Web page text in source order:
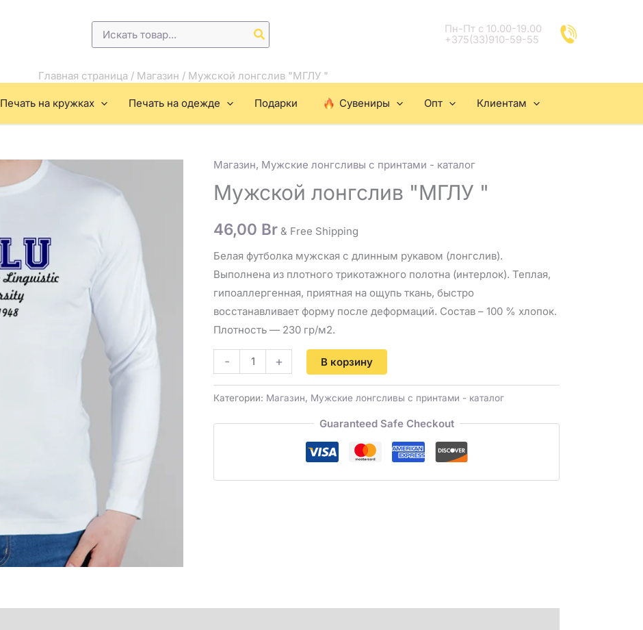
Пн-Пт с 10.00-19.00
+375(33)910-59-55
Главная страница / Магазин / Мужской лонгслив "МГЛУ "
Печать на кружках Печать на одежде Подарки Сувениры Опт Клиентам
Магазин, Мужские лонгсливы с принтами - каталог
Мужской лонгслив "МГЛУ "
46,00 Br & Free Shipping
Белая футболка мужская с длинным рукавом (лонгслив).
Выполнена из плотного трикотажного полотна (интерлок). Теплая,
гипоаллергенная, приятная на ощупь ткань, быстро
восстанавливает форму после деформаций. Состав – 100 % хлопок.
Плотность — 230 гр/м2.
-
Количество
товара
Мужской
лонгслив
"МГЛУ
"
+ В корзину
Категории: Магазин, Мужские лонгсливы с принтами - каталог
Guaranteed Safe Checkout